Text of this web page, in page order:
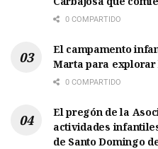
0 COMPARTIDO
El campamento
Marta para explorar
0 COMPARTIDO
El pregón de la
actividades
de Santo Domingo